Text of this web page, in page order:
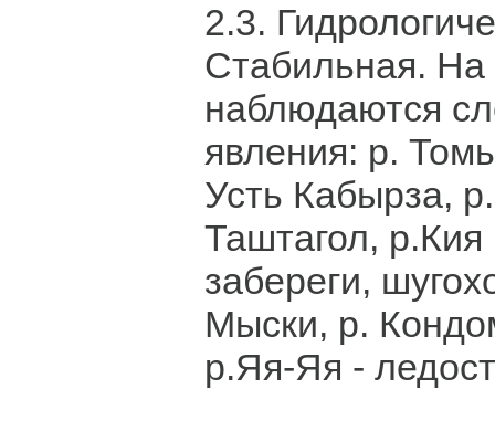
2.3.
Стабильная. На
наблюдаются
явления: р.
Усть Кабырза,
Таштагол,
забереги,
Мыски, р.
р.Яя-Яя -